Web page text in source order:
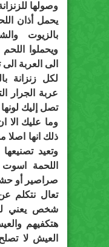
وصولها
بالزيوت
ويحملوا
الى العربة
لكل زنزانة
عربة الجرار
تصل إليك لونها
وما عليك الا
ذلك انها اصلا
وتعيد
اللحمة
صراصير أو
شخص يعني
العيش لا